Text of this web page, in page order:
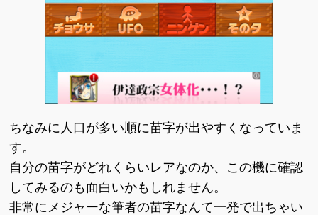
ちなみに人口が多い順に苗字が出やすくなっていま
す。
自分の苗字がどれくらいレアなのか、この機に確認
してみるのも面白いかもしれません。
非常にメジャーな筆者の苗字なんて一発で出ちゃい